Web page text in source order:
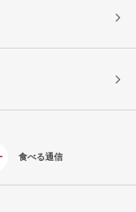
食べる通信